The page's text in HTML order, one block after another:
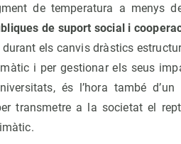
de temperatura a menys
de suport social i
durant els canvis dràstics
i per gestionar els seus
és l’hora també
transmetre a la societat el